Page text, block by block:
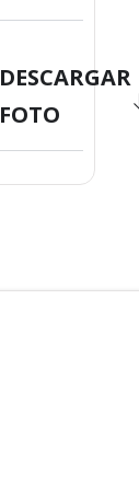
DESCARGAR
FOTO